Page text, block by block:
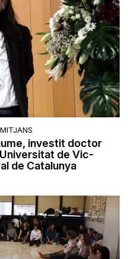
investit doctor
de Vic-
de Catalunya